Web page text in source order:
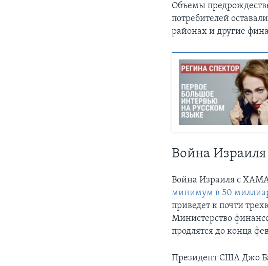
Объемы
потребителей
районах и другие
Война
Война Израиля с
минимум в 50
приведет к почти
Министерство
продлятся до конца
Президент США Джо